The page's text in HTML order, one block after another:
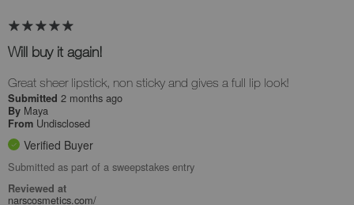
Will buy it again!
Great sheer lipstick, non sticky and gives a full lip look!
Submitted 2 months ago
By Maya
From Undisclosed
Verified Buyer
Submitted as part of a sweepstakes entry
Reviewed at
narscosmetics.com/